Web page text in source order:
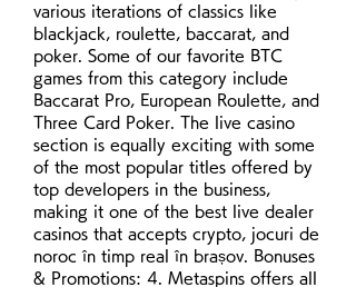
various iterations of classics like
blackjack, roulette, baccarat, and
poker. Some of our favorite BTC
games from this category include
Baccarat Pro, European Roulette, and
Three Card Poker. The live casino
section is equally exciting with some
of the most popular titles offered by
top developers in the business,
making it one of the best live dealer
casinos that accepts crypto, jocuri de
noroc în timp real în brașov. Bonuses
& Promotions: 4. Metaspins offers all